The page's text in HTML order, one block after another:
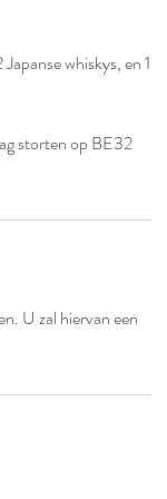
whiskys, en 1
storten op BE32
U zal hiervan een